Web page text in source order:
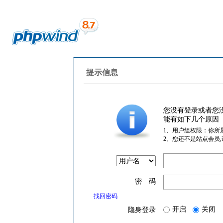
提示信息
您没有登录或者您
能有如下几个原因
1、用户组权限：你所
2、您还不是站点会员
密 码
找回密码
隐身登录 开启 关闭